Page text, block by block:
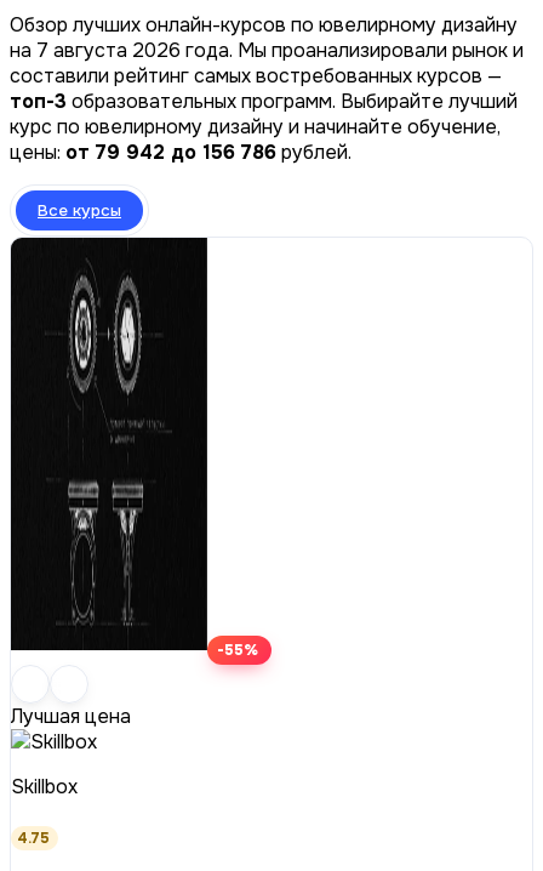
Обзор лучших онлайн-курсов по ювелирному дизайну
на 7 августа 2026 года. Мы проанализировали рынок и
составили рейтинг самых востребованных курсов —
топ-3 образовательных программ. Выбирайте лучший
курс по ювелирному дизайну и начинайте обучение,
цены: от 79 942 до 156 786рублей.
Все курсы
-55%
Лучшая цена
Skillbox
4.75